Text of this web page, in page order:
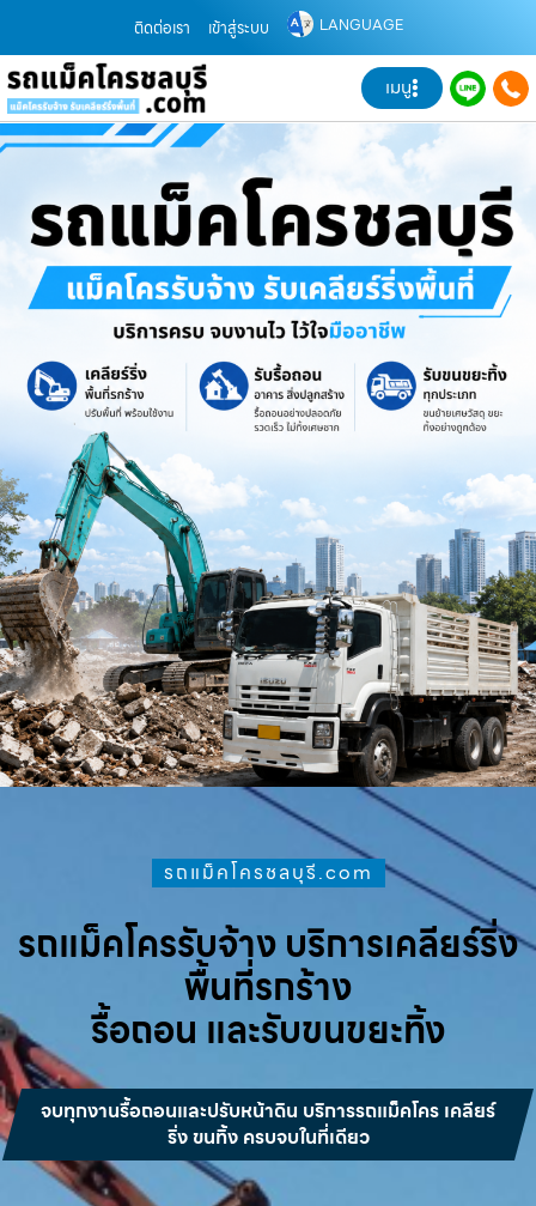
ติดต่อเรา เข้าสู่ระบบ LANGUAGE
เมนู
รถแม็คโครชลบุรี.com
รถแม็คโครรับจ้าง บริการเคลียร์ริ่ง
พื้นที่รกร้าง
รื้อถอน และรับขนขยะทิ้ง
จบทุกงานรื้อถอนและปรับหน้าดิน บริการรถแม็คโคร เคลียร์
ริ่ง ขนทิ้ง ครบจบในที่เดียว